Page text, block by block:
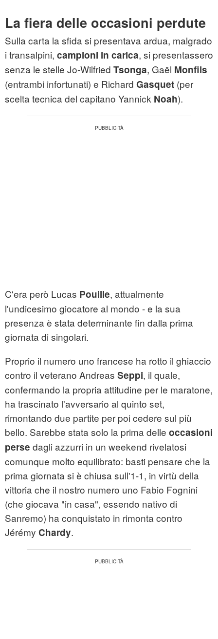
La fiera delle occasioni perdute
Sulla carta la sfida si presentava ardua, malgrado
i transalpini, campioni in carica, si presentassero
senza le stelle Jo-Wilfried Tsonga, Gaël Monfils
(entrambi infortunati) e Richard Gasquet (per
scelta tecnica del capitano Yannick Noah).
C'era però Lucas Pouille, attualmente
l'undicesimo giocatore al mondo - e la sua
presenza è stata determinante fin dalla prima
giornata di singolari.
Proprio il numero uno francese ha rotto il ghiaccio
contro il veterano Andreas Seppi, il quale,
confermando la propria attitudine per le maratone,
ha trascinato l'avversario al quinto set,
rimontando due partite per poi cedere sul più
bello. Sarebbe stata solo la prima delle occasioni
perse dagli azzurri in un weekend rivelatosi
comunque molto equilibrato: basti pensare che la
prima giornata si è chiusa sull'1-1, in virtù della
vittoria che il nostro numero uno Fabio Fognini
(che giocava "in casa", essendo nativo di
Sanremo) ha conquistato in rimonta contro
Jérémy Chardy.